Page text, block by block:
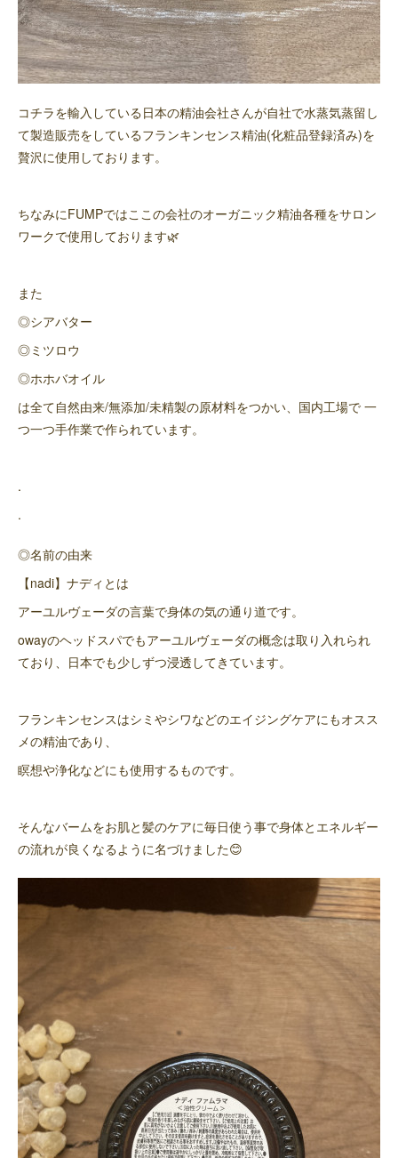
コチラを輸入している日本の精油会社さんが自社で水蒸気蒸留し
て製造販売をしているフランキンセンス精油(化粧品登録済み)を
贅沢に使用しております。
ちなみにFUMPではここの会社のオーガニック精油各種をサロン
ワークで使用しております🌿
また
◎シアバター
◎ミツロウ
◎ホホバオイル
は全て自然由来/無添加/未精製の原材料をつかい、国内工場で 一
つ一つ手作業で作られています。
.
.
◎名前の由来
【nadi】ナディとは
アーユルヴェーダの言葉で身体の気の通り道です。
owayのヘッドスパでもアーユルヴェーダの概念は取り入れられ
ており、日本でも少しずつ浸透してきています。
フランキンセンスはシミやシワなどのエイジングケアにもオスス
メの精油であり、
瞑想や浄化などにも使用するものです。
そんなバームをお肌と髪のケアに毎日使う事で身体とエネルギー
の流れが良くなるように名づけました😊